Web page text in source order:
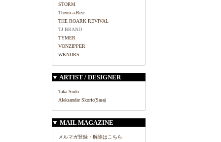
STORM
Therm-a-Rest
THE ROARK REVIVAL
TJ BRAND
TYMER
VONZIPPER
WKNDRS
▼ ARTIST / DESIGNER
Taka Sudo
Aleksandar Skoric(Sasa)
▼ MAIL MAGAZINE
メルマガ登録・解除はこちら